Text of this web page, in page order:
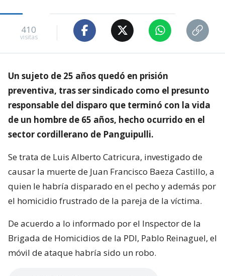
410
visitas
Un sujeto de 25 años quedó en prisión
preventiva, tras ser sindicado como el presunto
responsable del disparo que terminó con la vida
de un hombre de 65 años, hecho ocurrido en el
sector cordillerano de Panguipulli.
Se trata de Luis Alberto Catricura, investigado de
causar la muerte de Juan Francisco Baeza Castillo, a
quien le habría disparado en el pecho y además por
el homicidio frustrado de la pareja de la víctima.
De acuerdo a lo informado por el Inspector de la
Brigada de Homicidios de la PDI, Pablo Reinaguel, el
móvil de ataque habría sido un robo.